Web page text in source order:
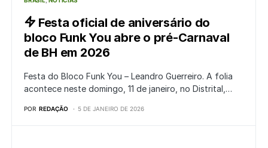
Festa oficial de aniversário do
bloco Funk You abre o pré-Carnaval
de BH em 2026
Festa do Bloco Funk You – Leandro Guerreiro. A folia
acontece neste domingo, 11 de janeiro, no Distrital,…
POR REDAÇÃO 5 DE JANEIRO DE 2026